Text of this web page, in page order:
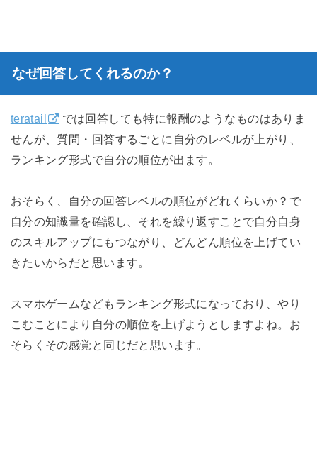
なぜ回答してくれるのか？
teratail
では回答しても特に報酬のようなものはありま
せんが、質問・回答するごとに自分のレベルが上がり、
ランキング形式で自分の順位が出ます。
おそらく、自分の回答レベルの順位がどれくらいか？で
自分の知識量を確認し、それを繰り返すことで自分自身
のスキルアップにもつながり、どんどん順位を上げてい
きたいからだと思います。
スマホゲームなどもランキング形式になっており、やり
こむことにより自分の順位を上げようとしますよね。お
そらくその感覚と同じだと思います。